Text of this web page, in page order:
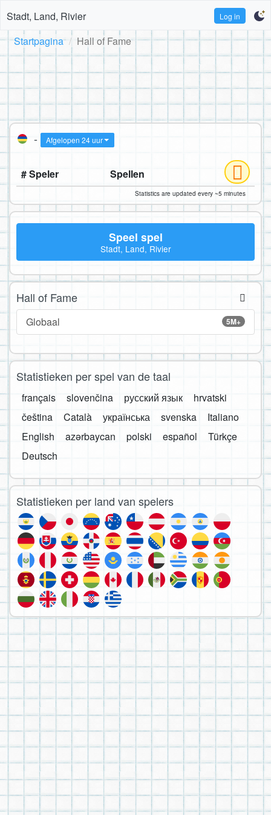
Stadt, Land, Rivier Log in
Startpagina Hall of Fame
- Afgelopen 24 uur
# Speler Spellen
Statistics are updated every ~5 minutes
Speel spel
Stadt, Land, Rivier
Hall of Fame
5M+
Globaal
Statistieken per spel van de taal
français slovenčina русский язык
hrvatski
čeština
Català українська svenska
Italiano
English
azərbaycan polski español
Türkçe
Deutsch
Statistieken per land van spelers